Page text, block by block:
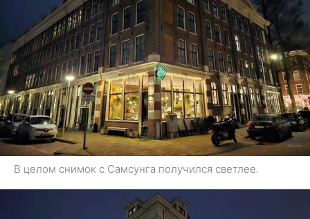
В целом снимок с Самсунга получился светлее.